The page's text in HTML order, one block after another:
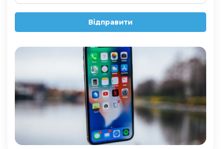
Відправити